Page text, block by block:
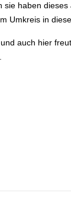
haben
Umkreis in
auch hier